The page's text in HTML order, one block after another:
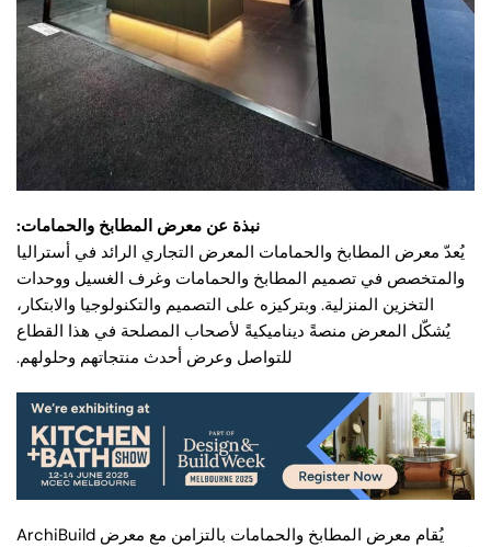
نبذة عن معرض المطابخ والحمامات:
يُعدّ معرض المطابخ والحمامات المعرض التجاري الرائد في أستراليا
والمتخصص في تصميم المطابخ والحمامات وغرف الغسيل ووحدات
التخزين المنزلية. وبتركيزه على التصميم والتكنولوجيا والابتكار،
يُشكّل المعرض منصةً ديناميكيةً لأصحاب المصلحة في هذا القطاع
للتواصل وعرض أحدث منتجاتهم وحلولهم.
يُقام معرض المطابخ والحمامات بالتزامن مع معرض ArchiBuild